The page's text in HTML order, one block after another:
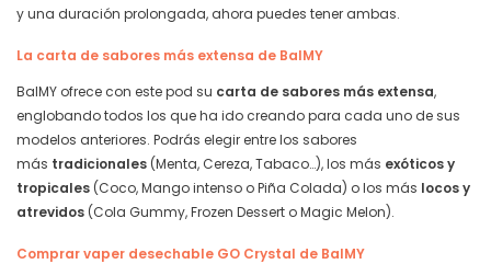
y una duración prolongada, ahora puedes tener ambas.
La carta de sabores más extensa de BalMY
BalMY ofrece con este pod su carta de sabores más extensa,
englobando todos los que ha ido creando para cada uno de sus
modelos anteriores. Podrás elegir entre los sabores
más tradicionales (Menta, Cereza, Tabaco…), los más exóticos y
tropicales (Coco, Mango intenso o Piña Colada) o los más locos y
atrevidos (Cola Gummy, Frozen Dessert o Magic Melon).
Comprar vaper desechable GO Crystal de BalMY